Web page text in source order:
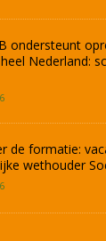
ondersteunt
Nederland:
de formatie:
wethouder